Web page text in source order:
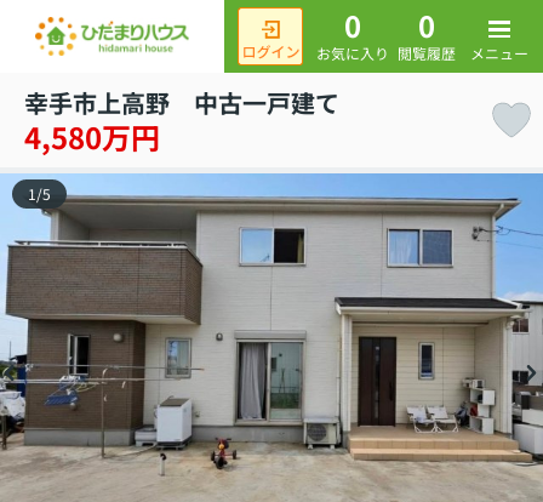
0
お気に入り
0
閲覧履歴 メニュー
幸手市上高野 中古一戸建て
4,580万円
1 /5